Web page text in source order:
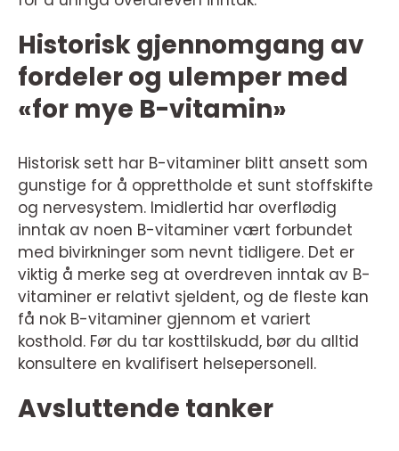
Historisk gjennomgang av
fordeler og ulemper med
«for mye B-vitamin»
Historisk sett har B-vitaminer blitt ansett som
gunstige for å opprettholde et sunt stoffskifte
og nervesystem. Imidlertid har overflødig
inntak av noen B-vitaminer vært forbundet
med bivirkninger som nevnt tidligere. Det er
viktig å merke seg at overdreven inntak av B-
vitaminer er relativt sjeldent, og de fleste kan
få nok B-vitaminer gjennom et variert
kosthold. Før du tar kosttilskudd, bør du alltid
konsultere en kvalifisert helsepersonell.
Avsluttende tanker